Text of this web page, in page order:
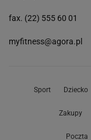
fax. (22) 555 60 01
myfitness@agora.pl
Sport Dziecko
Zakupy
Poczta